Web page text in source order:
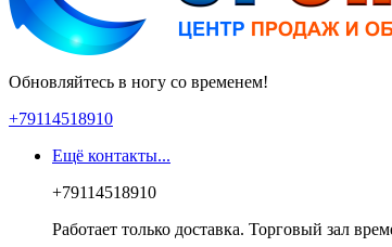
Обновляйтесь в ногу со временем!
+79114518910
Ещё контакты...
+79114518910
Работает только доставка. Торговый зал